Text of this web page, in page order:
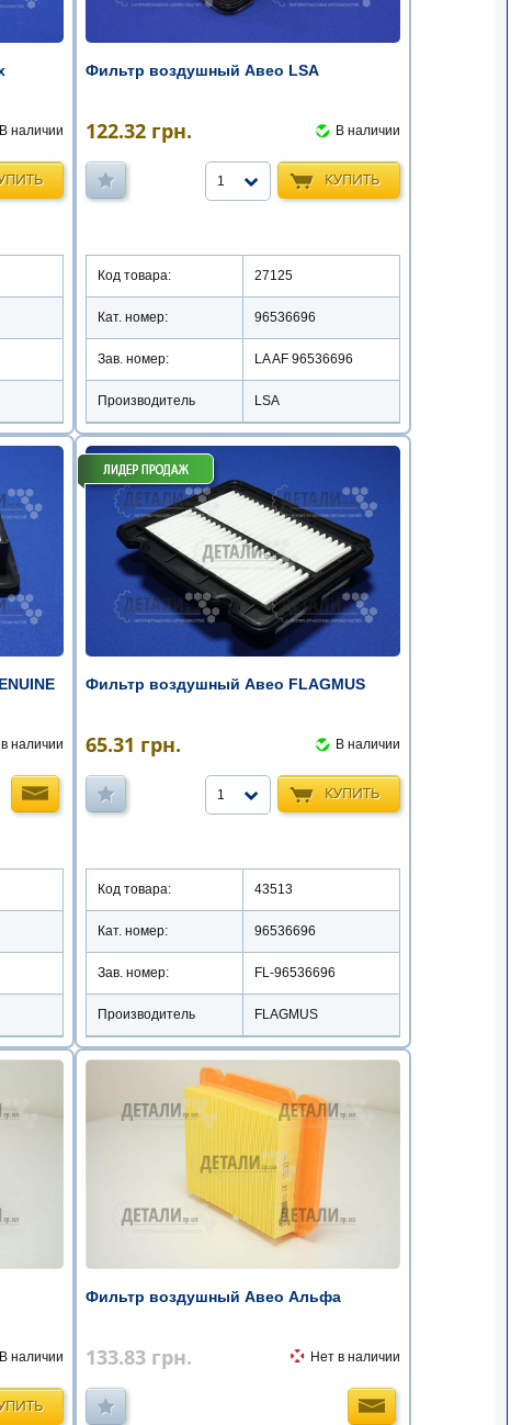
В наличии
Фильтр воздушный Авео LSA
122.32 грн. В наличии
КУПИТЬ
1
Код товара: 27125
Кат. номер: 96536696
Зав. номер: LA AF 96536696
Производитель LSA
наличии
Фильтр воздушный Авео FLAGMUS
65.31 грн. В наличии
КУПИТЬ
1
Код товара: 43513
Кат. номер: 96536696
Зав. номер: FL-96536696
Производитель FLAGMUS
В наличии
Фильтр воздушный Авео Альфа
133.83 грн. Нет в наличии